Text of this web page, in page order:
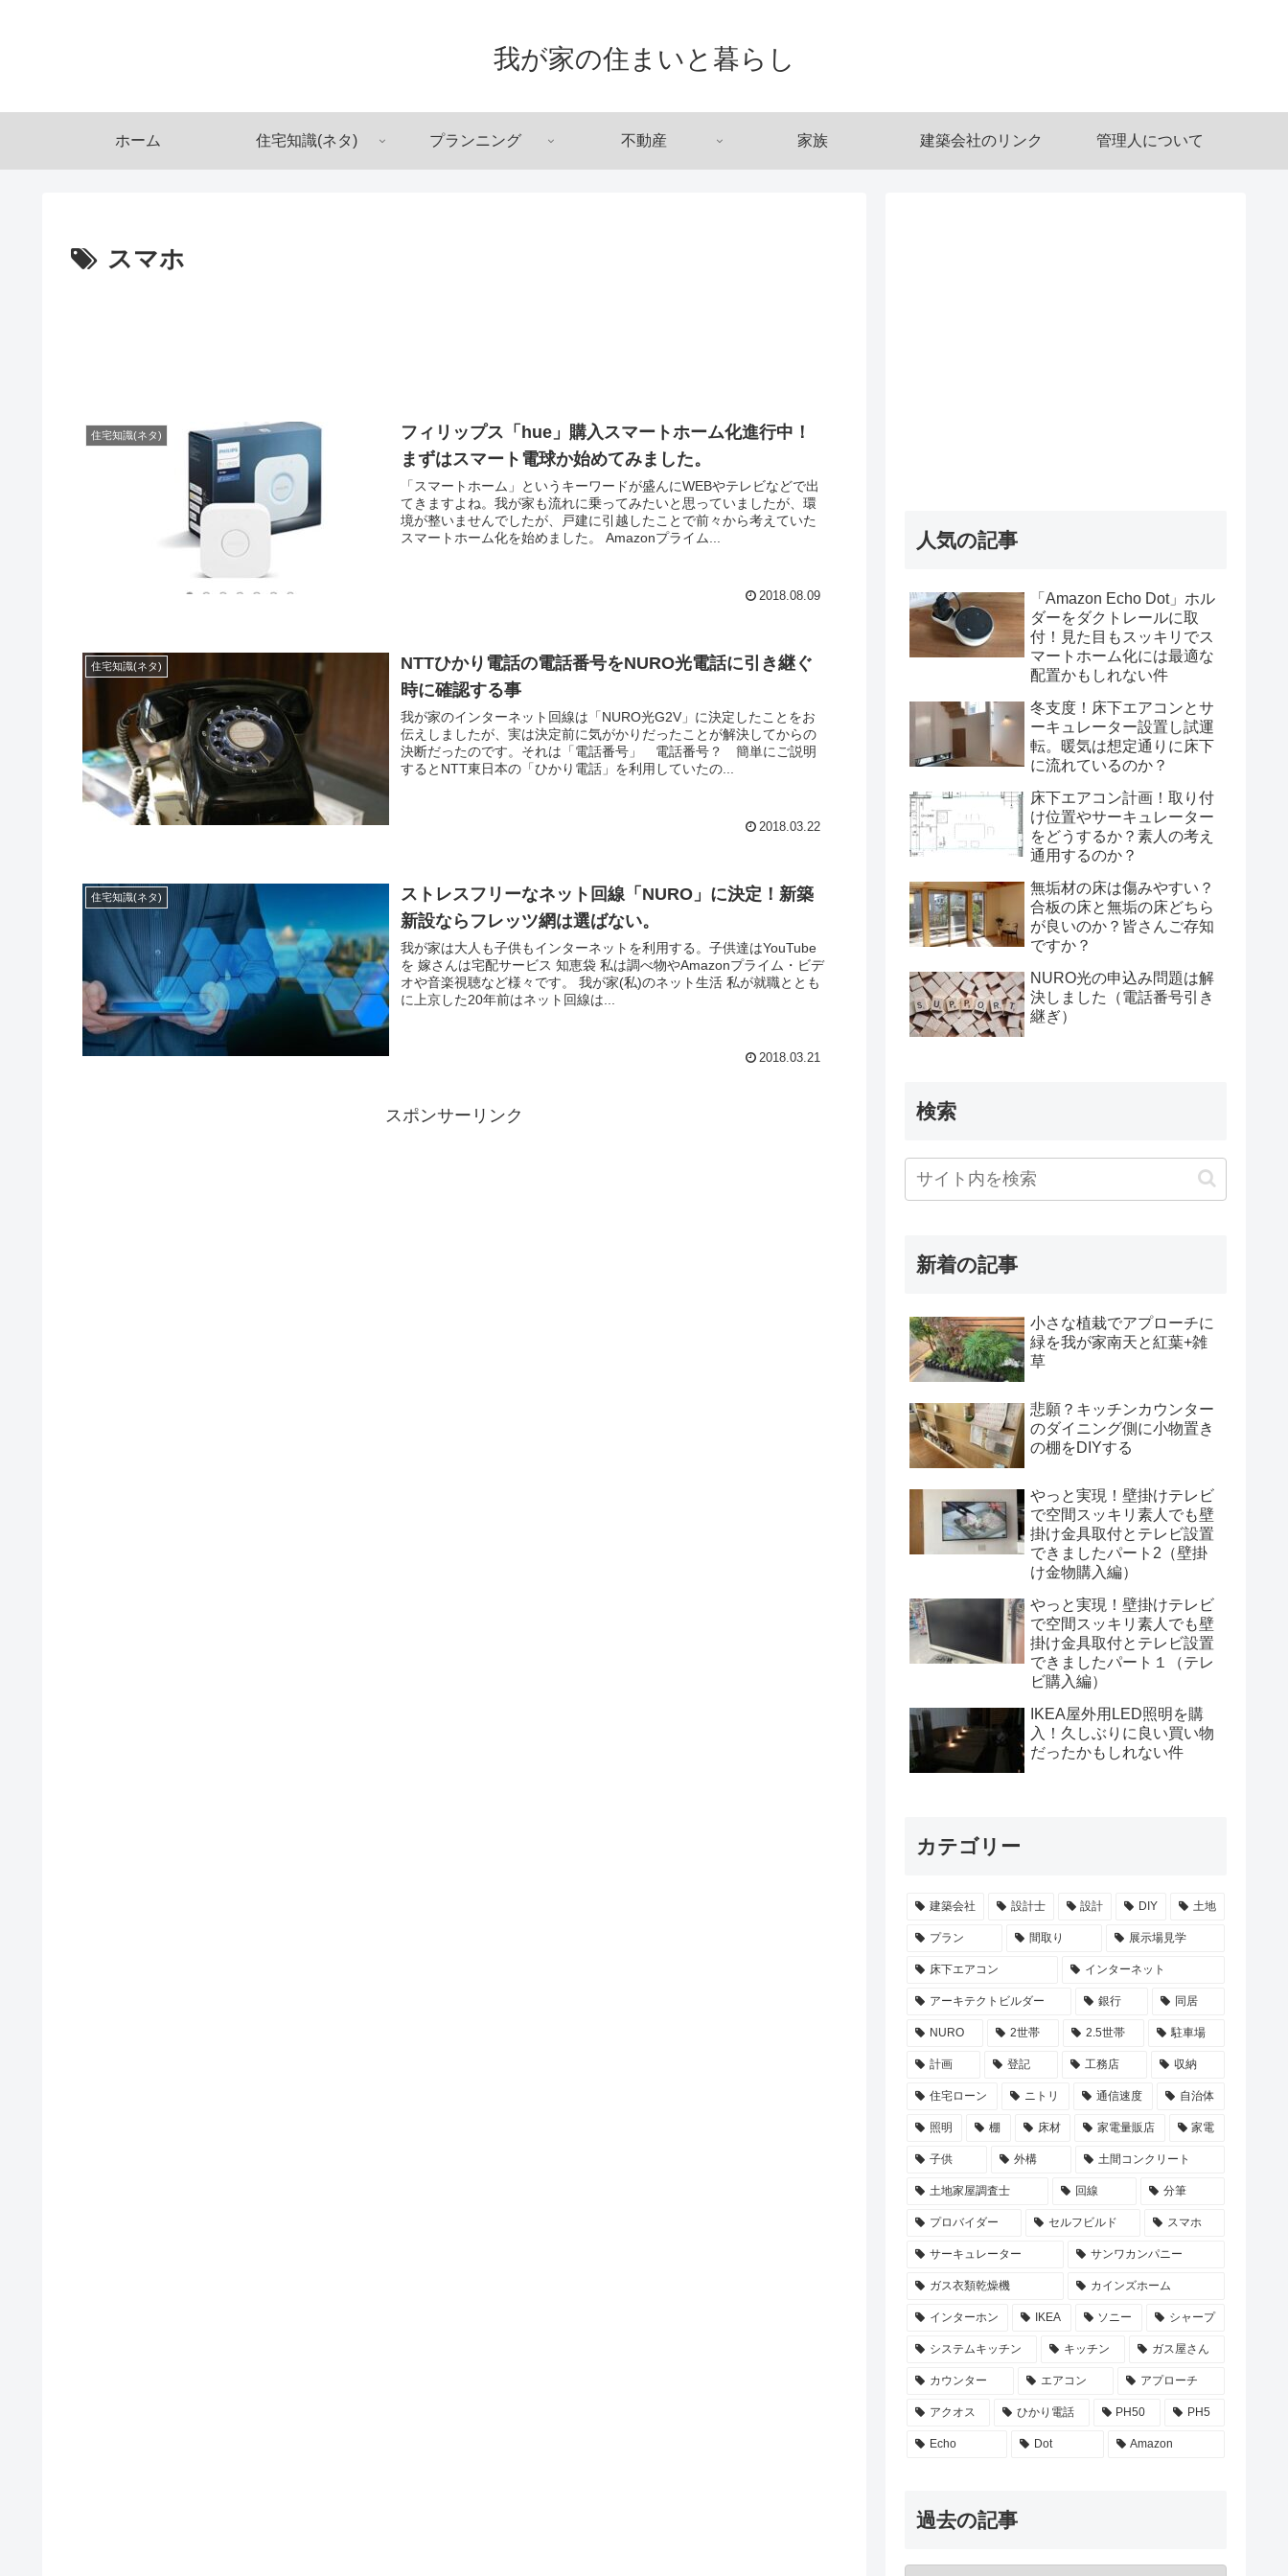
我が家の住まいと暮らし
ホーム 住宅知識(ネタ) プランニング 不動産 家族 建築会社のリンク 管理人について
スマホ
住宅知識(ネタ)
フィリップス「hue」購入スマートホーム化進行中！
まずはスマート電球か始めてみました。
「スマートホーム」というキーワードが盛んにWEBやテレビなどで出
てきますよね。我が家も流れに乗ってみたいと思っていましたが、環
境が整いませんでしたが、戸建に引越したことで前々から考えていた
スマートホーム化を始めました。 Amazonプライム...
2018.08.09
住宅知識(ネタ)
NTTひかり電話の電話番号をNURO光電話に引き継ぐ
時に確認する事
我が家のインターネット回線は「NURO光G2V」に決定したことをお
伝えしましたが、実は決定前に気がかりだったことが解決してからの
決断だったのです。それは「電話番号」 電話番号？ 簡単にご説明
するとNTT東日本の「ひかり電話」を利用していたの...
2018.03.22
住宅知識(ネタ)
ストレスフリーなネット回線「NURO」に決定！新築
新設ならフレッツ網は選ばない。
我が家は大人も子供もインターネットを利用する。子供達はYouTube
を 嫁さんは宅配サービス 知恵袋 私は調べ物やAmazonプライム・ビデ
オや音楽視聴など様々です。 我が家(私)のネット生活 私が就職ととも
に上京した20年前はネット回線は...
2018.03.21
スポンサーリンク
人気の記事
「Amazon Echo Dot」ホル
ダーをダクトレールに取
付！見た目もスッキリでス
マートホーム化には最適な
配置かもしれない件
冬支度！床下エアコンとサ
ーキュレーター設置し試運
転。暖気は想定通りに床下
に流れているのか？
床下エアコン計画！取り付
け位置やサーキュレーター
をどうするか？素人の考え
通用するのか？
無垢材の床は傷みやすい？
合板の床と無垢の床どちら
が良いのか？皆さんご存知
ですか？
NURO光の申込み問題は解
決しました（電話番号引き
継ぎ）
検索
新着の記事
小さな植栽でアプローチに
緑を我が家南天と紅葉+雑
草
悲願？キッチンカウンター
のダイニング側に小物置き
の棚をDIYする
やっと実現！壁掛けテレビ
で空間スッキリ素人でも壁
掛け金具取付とテレビ設置
できましたパート2（壁掛
け金物購入編）
やっと実現！壁掛けテレビ
で空間スッキリ素人でも壁
掛け金具取付とテレビ設置
できましたパート１（テレ
ビ購入編）
IKEA屋外用LED照明を購
入！久しぶりに良い買い物
だったかもしれない件
カテゴリー
建築会社 設計士 設計 DIY 土地
プラン 間取り 展示場見学
床下エアコン インターネット
アーキテクトビルダー 銀行 同居
NURO 2世帯 2.5世帯 駐車場
計画 登記 工務店 収納
住宅ローン ニトリ 通信速度 自治体
照明 棚 床材 家電量販店 家電
子供 外構 土間コンクリート
土地家屋調査士 回線 分筆
プロバイダー セルフビルド スマホ
サーキュレーター サンワカンパニー
ガス衣類乾燥機 カインズホーム
インターホン IKEA ソニー シャープ
システムキッチン キッチン ガス屋さん
カウンター エアコン アプローチ
アクオス ひかり電話 PH50 PH5
Echo Dot Amazon
過去の記事